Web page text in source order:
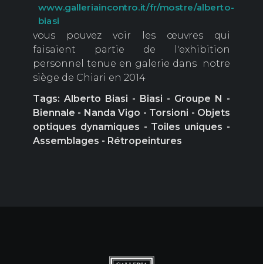
www.galleriaincontro.it/fr/mostre/alberto-
biasi
vous pouvez voir les œuvres qui
faisaient partie de l'exhibition
personnel tenue en galerie dans notre
siège de Chiari en 2014
Tags: Alberto Biasi - Biasi - Groupe N -
Biennale - Nanda Vigo - Torsioni - Objets
optiques dynamiques - Toiles uniques -
Assemblages - Rétropeintures